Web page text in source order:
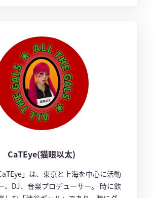
CaTEye(猫眼以太)
」は、東京と上海を中心に活動
、DJ、音楽プロデューサー。 時に飲